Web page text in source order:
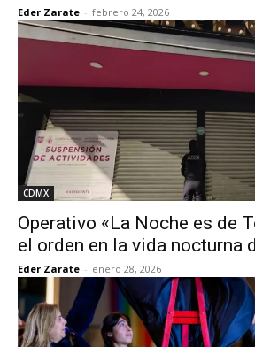
Eder Zarate - febrero 24, 2026
CDMX
Operativo «La Noche es de
el orden en la vida nocturna
Eder Zarate - enero 28, 2026